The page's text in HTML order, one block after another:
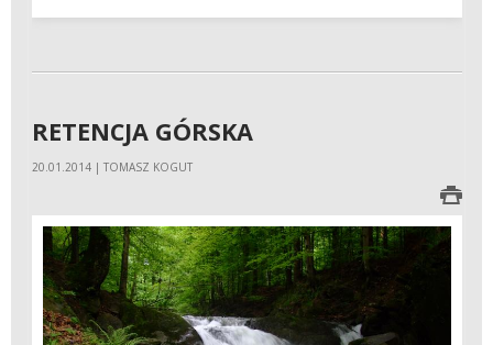
RETENCJA GÓRSKA
20.01.2014 | TOMASZ KOGUT